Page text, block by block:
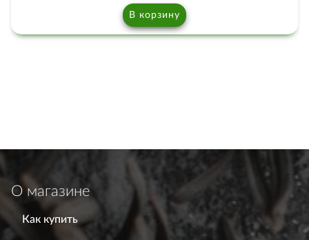
В корзину
О магазине
Как купить